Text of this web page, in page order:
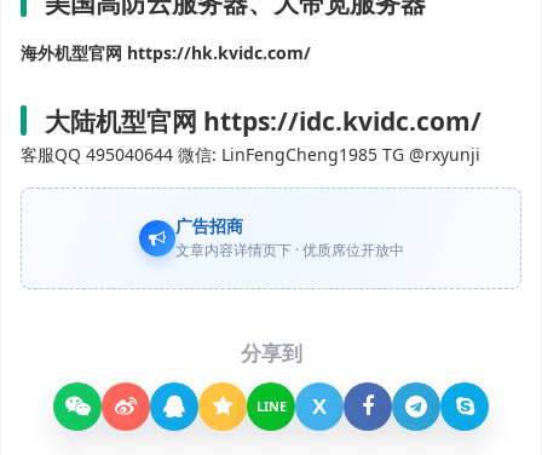
海外机型官网 https://hk.kvidc.com/
大陆机型官网 https://idc.kvidc.com/
客服QQ 495040644 微信: LinFengCheng1985 TG @rxyunji
广告招商
文章内容详情页下 · 优质席位开放中
分享到
LINE X